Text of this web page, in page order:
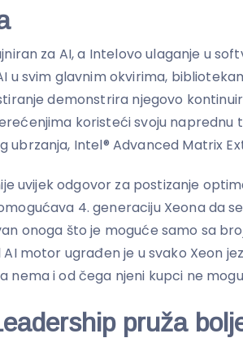
za AI, a Intelovo ulaganje u
u svim glavnim okvirima,
demonstrira njegovo
koristeći svoju naprednu
ubrzanja, Intel® Advanced Matrix
uvijek odgovor za postizanje
4. generaciju Xeona da
onoga što je moguće samo sa
motor ugrađen je u svako Xeon
nema i od čega njeni kupci ne
pruža